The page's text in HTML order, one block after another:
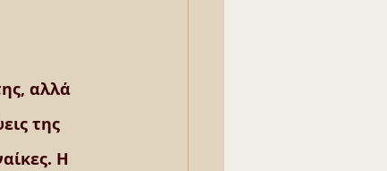
αλλά
της
Η